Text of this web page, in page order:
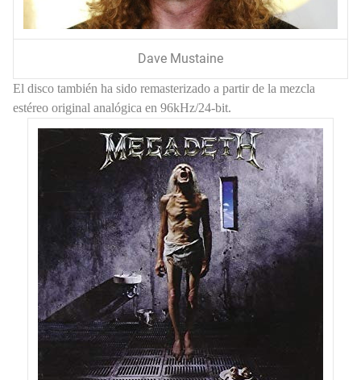
Dave Mustaine
El disco también ha sido remasterizado a partir de la mezcla
estéreo original analógica en 96kHz/24-bit.